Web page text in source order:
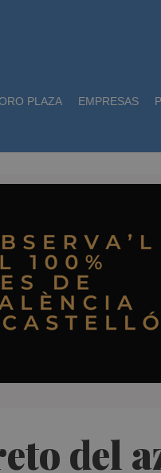
PLAZA EMPRESAS
del